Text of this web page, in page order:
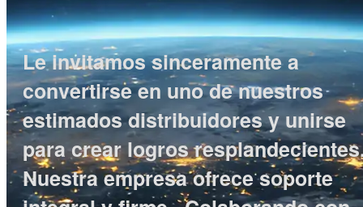
Le invitamos sinceramente a
convertirse en uno de nuestros
estimados distribuidores y unirse
para crear logros
Nuestra empresa ofrece soporte